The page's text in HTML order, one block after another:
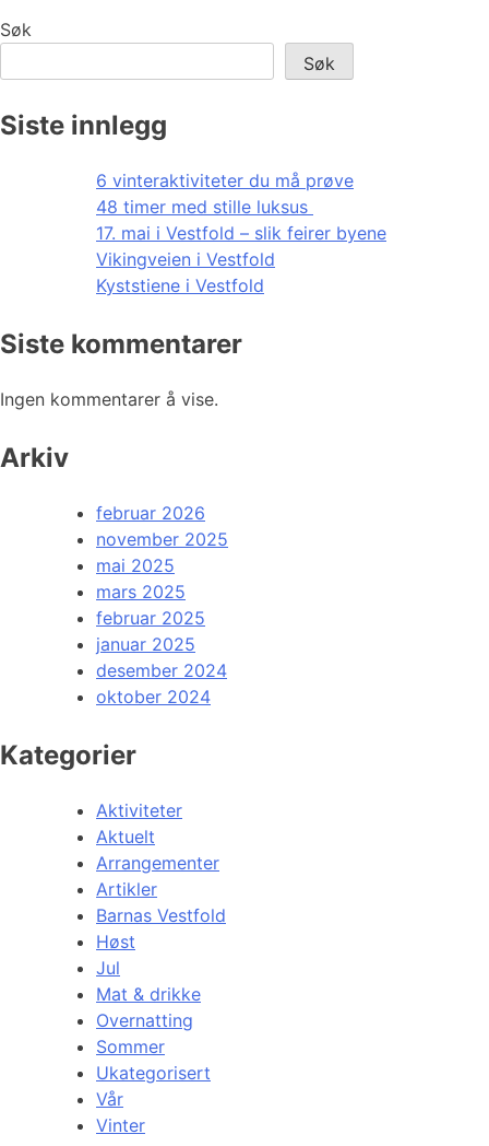
Søk
Søk
Siste innlegg
6 vinteraktiviteter du må prøve
48 timer med stille luksus
17. mai i Vestfold – slik feirer byene
Vikingveien i Vestfold
Kyststiene i Vestfold
Siste kommentarer
Ingen kommentarer å vise.
Arkiv
februar 2026
november 2025
mai 2025
mars 2025
februar 2025
januar 2025
desember 2024
oktober 2024
Kategorier
Aktiviteter
Aktuelt
Arrangementer
Artikler
Barnas Vestfold
Høst
Jul
Mat & drikke
Overnatting
Sommer
Ukategorisert
Vår
Vinter